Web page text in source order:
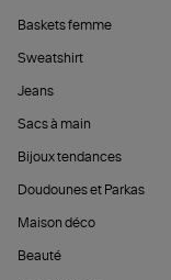
Baskets femme
Sweatshirt
Jeans
Sacs à main
Bijoux tendances
Doudounes et Parkas
Maison déco
Beauté